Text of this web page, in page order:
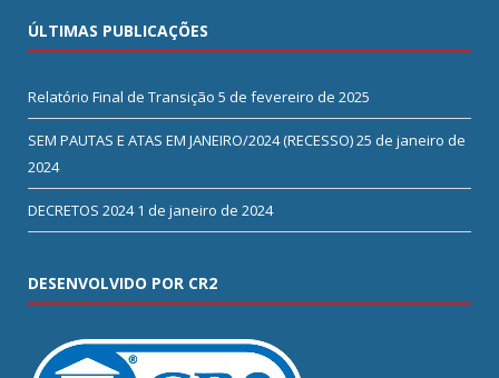
ÚLTIMAS PUBLICAÇÕES
Relatório Final de Transição 5 de fevereiro de 2025
SEM PAUTAS E ATAS EM JANEIRO/2024 (RECESSO)25 de janeiro de
2024
DECRETOS 2024 1 de janeiro de 2024
DESENVOLVIDO POR CR2